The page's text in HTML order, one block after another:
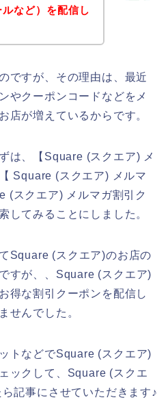
など）を配信し
ですが、その理由は、最近
やクーポンコードなどをメ
店が増えているからです。
は、【Square (スクエア) メ
Square (スクエア) メルマ
(スクエア) メルマガ割引ク
してみることにしました。
Square (スクエア)のお店の
すが、、Square (スクエア)
得な割引クーポンを配信し
せんでした。
トなどでSquare (スクエア)
ックして、Square (スクエ
記事にさせていただきます♪